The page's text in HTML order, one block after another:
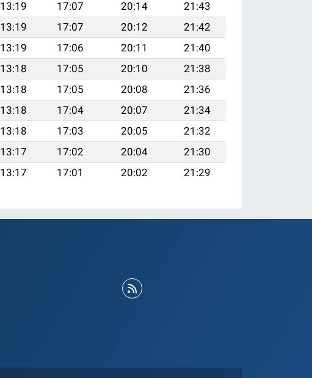
13:19 17:07 20:14
21:43
13:19 17:07 20:12
21:42
13:19 17:06 20:11
21:40
13:18 17:05 20:10
21:38
13:18 17:05 20:08
21:36
13:18 17:04 20:07
21:34
13:18 17:03 20:05
21:32
13:17 17:02 20:04
21:30
13:17 17:01 20:02 21:29